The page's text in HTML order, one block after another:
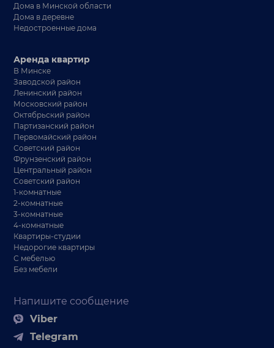
Дома в Минской области
Дома в деревне
Недостроенные дома
Напишите сообщение
Viber
Telegram
Аренда квартир
В Минске
Заводской район
Ленинский район
Московский район
Октябрьский район
Партизанский район
Первомайский район
Советский район
Фрунзенский район
Центральный район
Советский район
1-комнатные
2-комнатные
3-комнатные
4-комнатные
Квартиры-студии
Недорогие квартиры
С мебелью
Без мебели